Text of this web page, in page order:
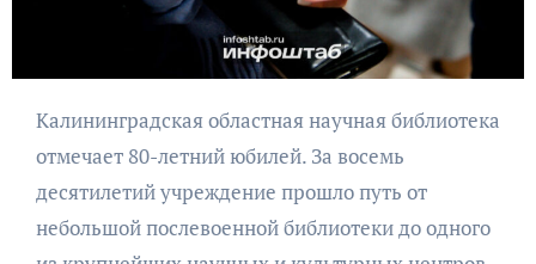
Калининградская областная научная библиотека
отмечает 80-летний юбилей. За восемь
десятилетий учреждение прошло путь от
небольшой послевоенной библиотеки до одного